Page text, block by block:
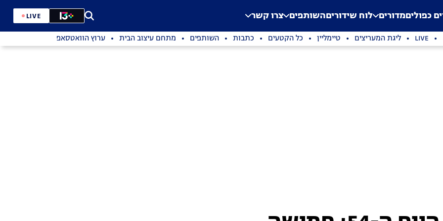
Application error: a
. כפוליםמדורים לוח שידוריםהשותפים צרו קשר LIVE
LIVE ליגת המעריצים טיימליין כל הקטעים כתבות השותפים מתחם עיצוב הבית ערוץ הוואטסאפ